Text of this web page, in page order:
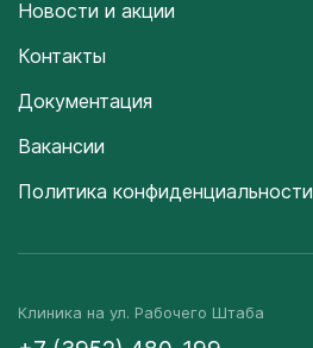
Новости и акции
Контакты
Документация
Вакансии
Политика конфиденциальности
Клиника на ул. Рабочего Штаба